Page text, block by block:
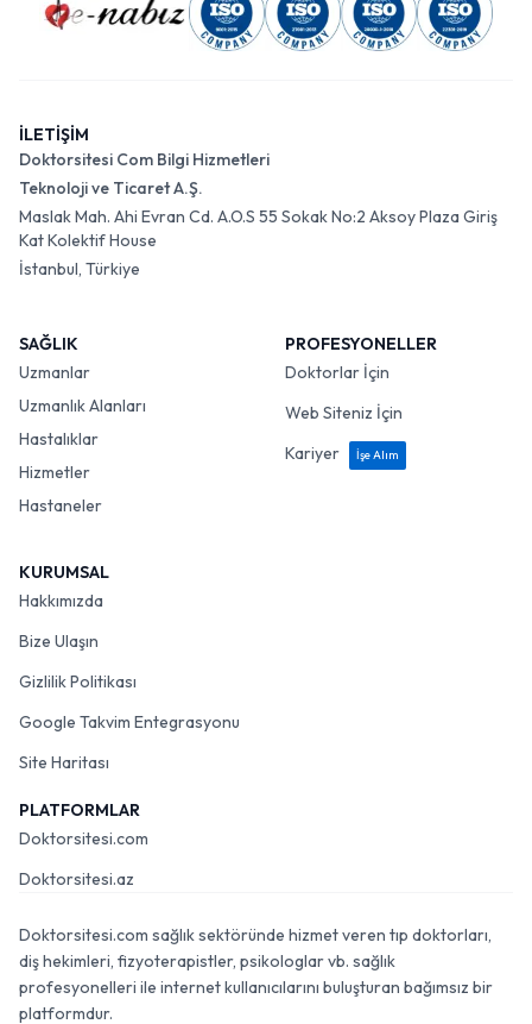
İLETİŞİM
Doktorsitesi Com Bilgi Hizmetleri
Teknoloji ve Ticaret A.Ş.
Maslak Mah. Ahi Evran Cd. A.O.S 55 Sokak No:2 Aksoy Plaza Giriş
Kat Kolektif House
İstanbul, Türkiye
SAĞLIK
Uzmanlar
Uzmanlık Alanları
Hastalıklar
Hizmetler
Hastaneler
PROFESYONELLER
Doktorlar İçin
Web Siteniz İçin
Kariyer
İşe Alım
KURUMSAL
Hakkımızda
Bize Ulaşın
Gizlilik Politikası
Google Takvim Entegrasyonu
Site Haritası
PLATFORMLAR
Doktorsitesi.com
Doktorsitesi.az
Doktorsitesi.com sağlık sektöründe hizmet veren tıp doktorları,
diş hekimleri, fizyoterapistler, psikologlar vb. sağlık
profesyonelleri ile internet kullanıcılarını buluşturan bağımsız bir
platformdur.